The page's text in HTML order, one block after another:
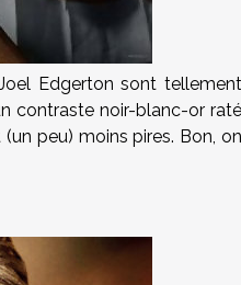
Edgerton sont tellement
contraste noir-blanc-or raté
peu) moins pires. Bon, on